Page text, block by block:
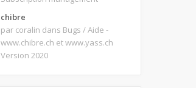
chibre
par coralin dans Bugs / Aide -
www.chibre.ch et www.yass.ch
Version 2020